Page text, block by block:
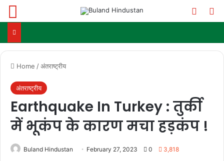
Home /अंतराष्ट्रीय
अंतराष्ट्रीय
Earthquake In Turkey : तुर्की
में भूकंप के कारण मचा हड़कंप !
Buland Hindustan February 27, 2023 0 3,818